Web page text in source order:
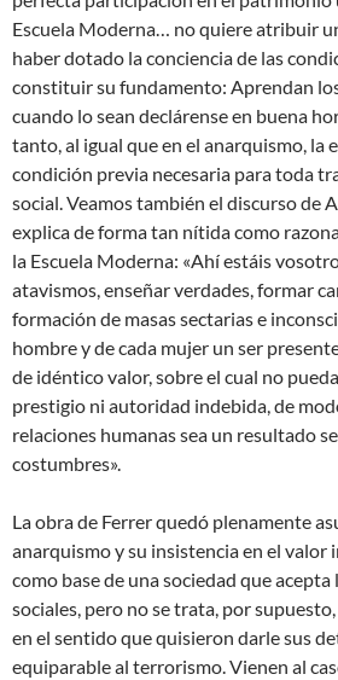
Escuela Moderna… no quiere atribuir
haber dotado la conciencia de las
constituir su fundamento: Aprendan
cuando lo sean declárense en buena
tanto, al igual que en el anarquismo, la
condición previa necesaria para toda
social. Veamos también el discurso de
explica de forma tan nítida como
la Escuela Moderna: «Ahí estáis
atavismos, enseñar verdades, formar
formación de masas sectarias e
hombre y de cada mujer un ser
de idéntico valor, sobre el cual no
prestigio ni autoridad indebida, de
relaciones humanas sea un resultado
costumbres».
La obra de Ferrer quedó plenamente
anarquismo y su insistencia en el
como base de una sociedad que
sociales, pero no se trata, por
en el sentido que quisieron darle sus
equiparable al terrorismo. Vienen al